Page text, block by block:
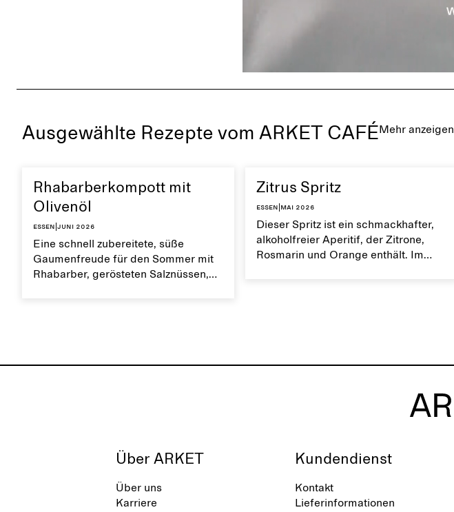
Ausgewählte Rezepte vom ARKET CAFÉ Mehr anzeigen
Rhabarberkompott mit
Olivenöl
Essen Juni 2026
Eine schnell zubereitete, süße
Gaumenfreude für den Sommer mit
Rhabarber, gerösteten Salznüssen,
Zitrus Spritz
Essen Mai 2026
Dieser Spritz ist ein schmackhafter,
alkoholfreier Aperitif, der Zitrone,
Rosmarin und Orange enthält. Im
Über ARKET
Über uns
Karriere
Kundendienst
Kontakt
Lieferinformationen